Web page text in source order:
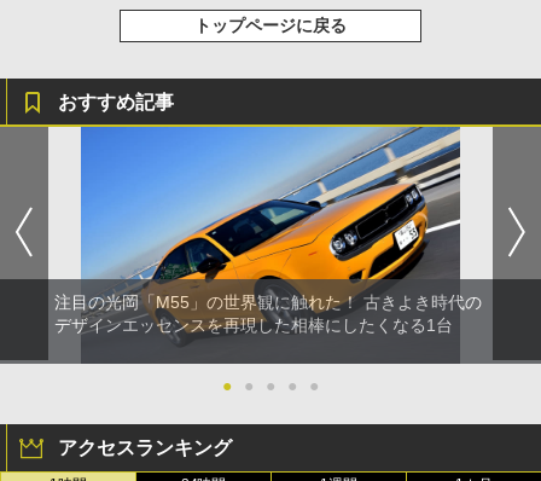
トップページに戻る
おすすめ記事
注目の光岡「M55」の世界観に触れた！ 古きよき時代の
デザインエッセンスを再現した相棒にしたくなる1台
● ● ● ● ●
アクセスランキング